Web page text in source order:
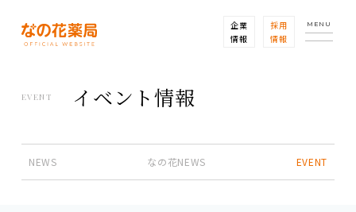
企業
情報
採用
情報
MENU
EVENT イベント情報
NEWS なの花NEWS EVENT